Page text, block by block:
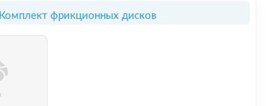
Комплект фрикционных дисков